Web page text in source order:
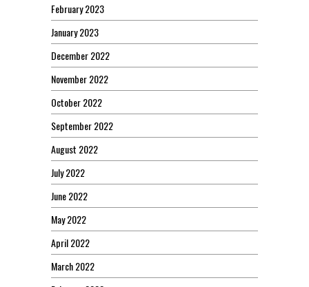
February 2023
January 2023
December 2022
November 2022
October 2022
September 2022
August 2022
July 2022
June 2022
May 2022
April 2022
March 2022